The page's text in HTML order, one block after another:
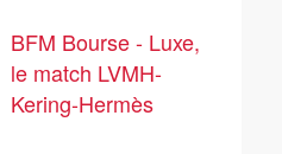
BFM Bourse - Luxe,
le match LVMH-
Kering-Hermès